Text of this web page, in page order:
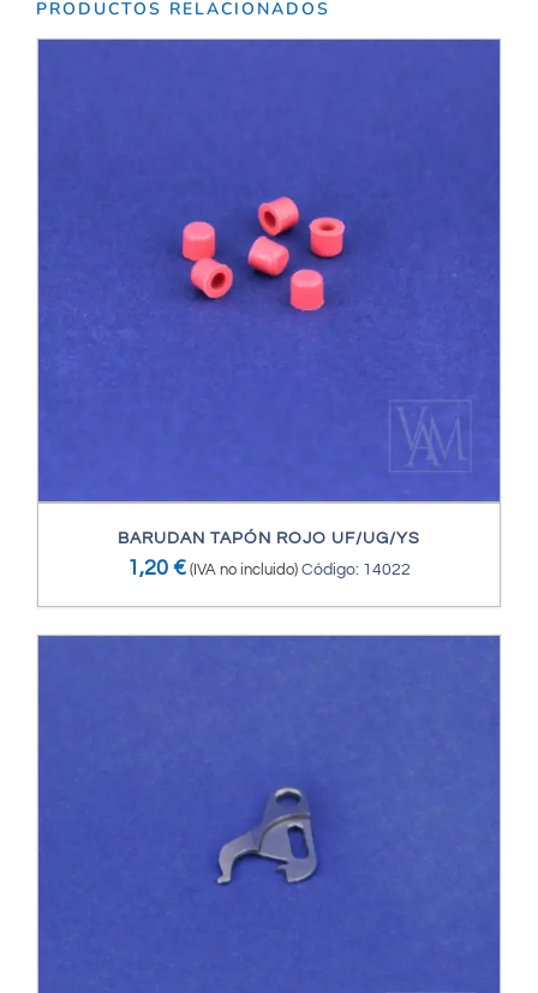
PRODUCTOS RELACIONADOS
BARUDAN TAPÓN ROJO UF/UG/YS
1,20 € (IVA no incluido) Código: 14022